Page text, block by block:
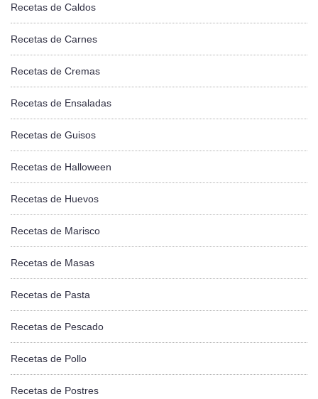
Recetas de Caldos
Recetas de Carnes
Recetas de Cremas
Recetas de Ensaladas
Recetas de Guisos
Recetas de Halloween
Recetas de Huevos
Recetas de Marisco
Recetas de Masas
Recetas de Pasta
Recetas de Pescado
Recetas de Pollo
Recetas de Postres